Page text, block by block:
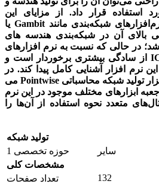
استفاده قرار داد. از مزایای این
شبکه‌بندی مانندGambit یا
بالای آن در شبکه‌بندی هندسه های
در حالی که نسبت به نرم افزارهای
از سادگی بیشتری برخوردار است و
نرم افزار آشنایی کامل پیدا کند. در
تولید شبکه محاسباتی Pointwise می
جعبه ابزارهای مختلف موجود در این نرم
متعدد نحوه استفاده از آن‌ها را
تولید شبکه
حوزه تخصصی 1
سایر
مشخصات کلی
تعداد صفحات
132